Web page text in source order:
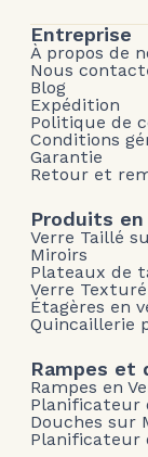
Entreprise
À propos de
Nous
Blog
Expédition
Politique de
Conditions
Garantie
Retour et
Produits en
Verre Taillé
Miroirs
Plateaux de
Verre Texturé
Étagères en
Quincaillerie
Rampes et
Rampes en
Planificateur
Douches sur
Planificateur